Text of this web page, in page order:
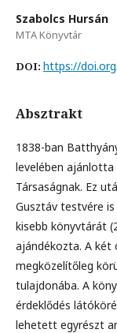
Szabolcs Hursán
MTA Könyvtár
DOI: https://
Absztrakt
1838-ban
levelében
Társaságnak. Ez
Gusztáv testvére
kisebb könyvtárát
ajándékozta. A két
megközelítőleg
tulajdonába. A
érdeklődés
lehetett egyrészt